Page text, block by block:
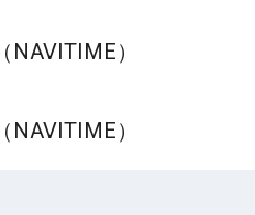
NAVITIME）
NAVITIME）